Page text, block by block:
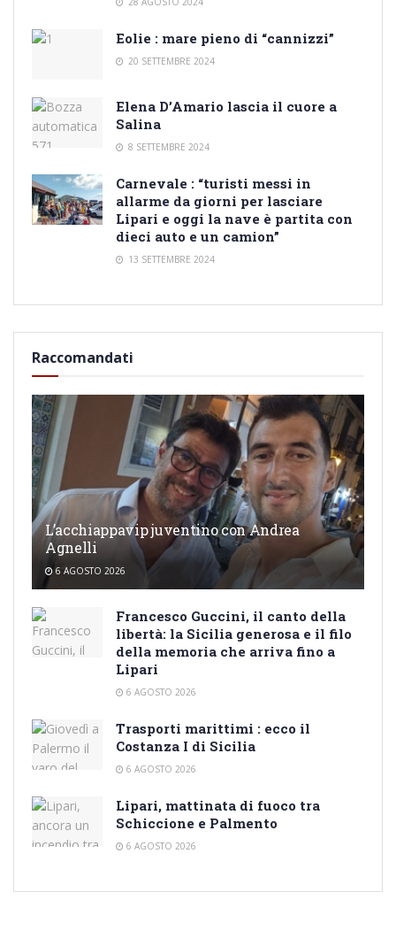
Eolie : mare pieno di “cannizzi”
20 SETTEMBRE 2024
Elena D’Amario lascia il cuore a
Salina
8 SETTEMBRE 2024
Carnevale : “turisti messi in
allarme da giorni per lasciare
Lipari e oggi la nave è partita con
dieci auto e un camion”
13 SETTEMBRE 2024
Raccomandati
L’acchiappavip juventino con Andrea
Agnelli
6 AGOSTO 2026
Francesco Guccini, il canto della
libertà: la Sicilia generosa e il filo
della memoria che arriva fino a
Lipari
6 AGOSTO 2026
Trasporti marittimi : ecco il
Costanza I di Sicilia
6 AGOSTO 2026
Lipari, mattinata di fuoco tra
Schiccione e Palmento
6 AGOSTO 2026